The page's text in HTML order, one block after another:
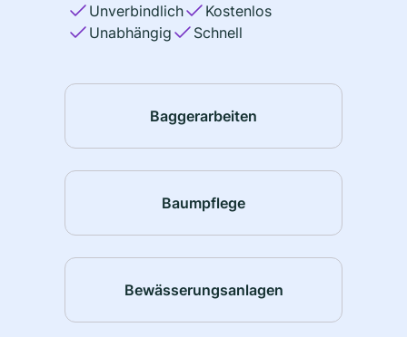
Unverbindlich
Kostenlos
Unabhängig
Schnell
Baggerarbeiten
Baumpflege
Bewässerungsanlagen